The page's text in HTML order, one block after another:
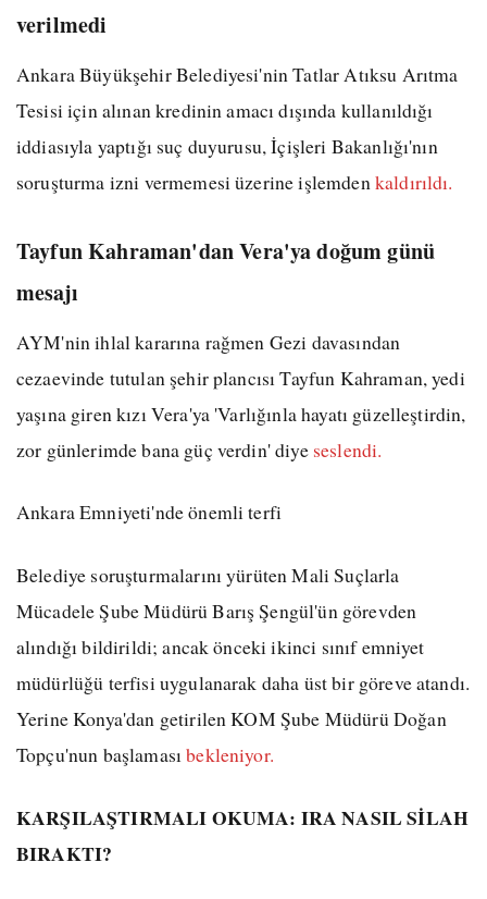
verilmedi
Ankara Büyükşehir Belediyesi'nin Tatlar Atıksu Arıtma
Tesisi için alınan kredinin amacı dışında kullanıldığı
iddiasıyla yaptığı suç duyurusu, İçişleri Bakanlığı'nın
soruşturma izni vermemesi üzerine işlemden kaldırıldı.
Tayfun Kahraman'dan Vera'ya doğum günü
mesajı
AYM'nin ihlal kararına rağmen Gezi davasından
cezaevinde tutulan şehir plancısı Tayfun Kahraman, yedi
yaşına giren kızı Vera'ya 'Varlığınla hayatı güzelleştirdin,
zor günlerimde bana güç verdin' diye seslendi.
Ankara Emniyeti'nde önemli terfi
Belediye soruşturmalarını yürüten Mali Suçlarla
Mücadele Şube Müdürü Barış Şengül'ün görevden
alındığı bildirildi; ancak önceki ikinci sınıf emniyet
müdürlüğü terfisi uygulanarak daha üst bir göreve atandı.
Yerine Konya'dan getirilen KOM Şube Müdürü Doğan
Topçu'nun başlamasıbekleniyor.
KARŞILAŞTIRMALI OKUMA: IRA NASIL SİLAH
BIRAKTI?